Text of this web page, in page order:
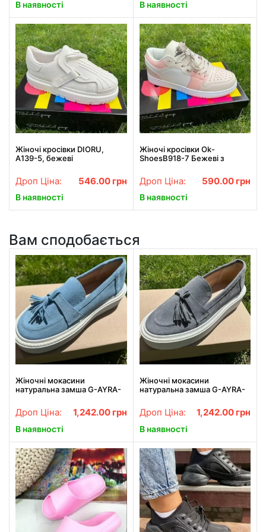
В наявності В наявності
Жіночі кросівки DIORU,
A139-5, бежеві
Дроп Ціна: 546.00 грн
В наявності
Жіночі кросівки Ok-
ShoesB918-7 Бежеві з
Дроп Ціна: 590.00 грн
В наявності
Вам сподобається
Жіночні мокасини
натуральна замша G-AYRA-
Дроп Ціна: 1,242.00 грн
В наявності
Жіночні мокасини
натуральна замша G-AYRA-
Дроп Ціна: 1,242.00 грн
В наявності